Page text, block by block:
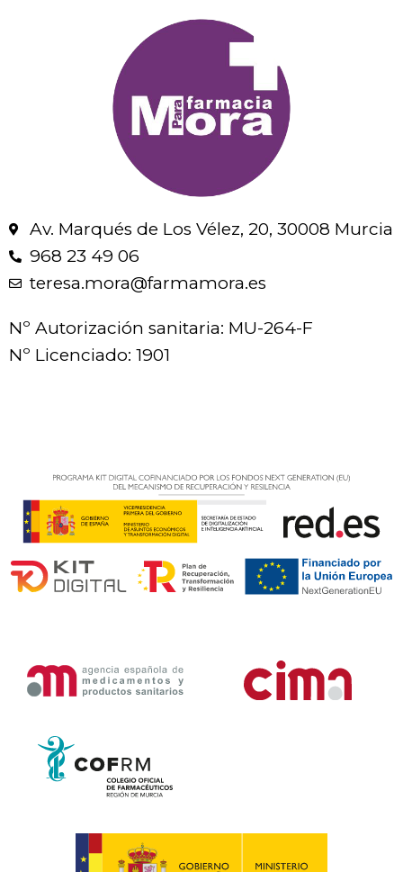
Av. Marqués de Los Vélez, 20, 30008 Murcia
968 23 49 06
teresa.mora@farmamora.es
Nº Autorización sanitaria: MU-264-F
Nº Licenciado: 1901